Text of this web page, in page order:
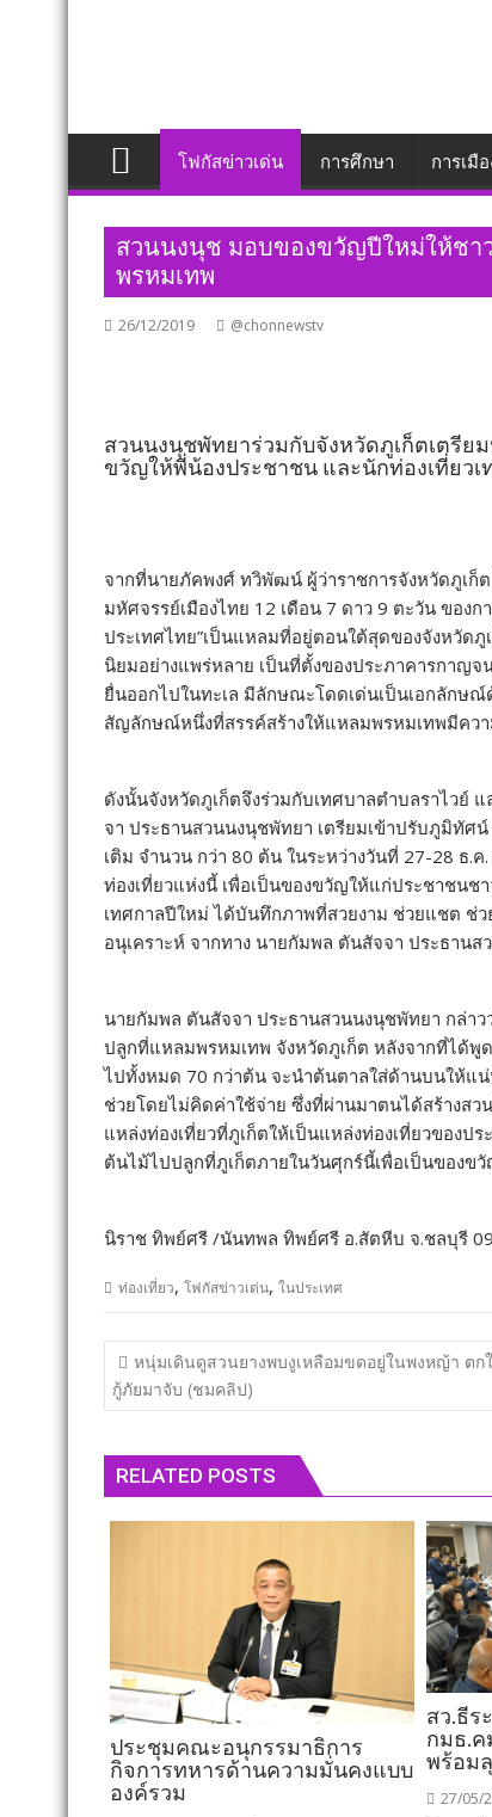
โฟกัสข่าวเด่น การศึกษา การเมือ
สวนนงนุช มอบของขวัญปีใหม่ให้ชา
พรหมเทพ
26/12/2019 @chonnewstv
สวนนงนุชพัทยาร่วมกับจังหวัดภูเก็ตเตรี
ขวัญให้พี่น้องประชาชน และนักท่องเที่ยวเ
จากที่นายภัคพงศ์ ทวิพัฒน์ ผู้ว่าราชการจังหวัดภูเก็
มหัศจรรย์เมืองไทย 12 เดือน 7 ดาว 9 ตะวัน ของ
ประเทศไทย”เป็นแหลมที่อยู่ตอนใต้สุดของจังหวั
นิยมอย่างแพร่หลาย เป็นที่ตั้งของประภาคารกาญ
ยื่นออกไปในทะเล มีลักษณะโดดเด่นเป็นเอกลัก
สัญลักษณ์หนึ่งที่สรรค์สร้างให้แหลมพรหมเทพมีคว
ดังนั้นจังหวัดภูเก็ตจึงร่วมกับเทศบาลตำบลราไวย์
จา ประธานสวนนงนุชพัทยา เตรียมเข้าปรับภูมิทั
เติม จำนวน กว่า 80 ต้น ในระหว่างวันที่ 27-28 ธ.
ท่องเที่ยวแห่งนี้ เพื่อเป็นของขวัญให้แก่ประชาชนช
เทศกาลปีใหม่ ได้บันทึกภาพที่สวยงาม ช่วยแชต ช่
อนุเคราะห์ จากทาง นายกัมพล ตันสัจจา ประธาน
นายกัมพล ตันสัจจา ประธานสวนนงนุชพัทยา กล่า
ปลูกที่แหลมพรหมเทพ จังหวัดภูเก็ต หลังจากที่ได้พู
ไปทั้งหมด 70 กว่าต้น จะนำต้นตาลใส่ด้านบนให้แ
ช่วยโดยไม่คิดค่าใช้จ่าย ซึ่งที่ผ่านมาตนได้สร้างส
แหล่งท่องเที่ยวที่ภูเก็ตให้เป็นแหล่งท่องเที่ยวของ
ต้นไม้ไปปลูกที่ภูเก็ตภายในวันศุกร์นี้เพื่อเป็นของข
นิราช ทิพย์ศรี /นันทพล ทิพย์ศรี อ.สัตหีบ จ.ชลบุรี
ท่องเที่ยว, โฟกัสข่าวเด่น, ในประเทศ
แนะแนว
เรื่อง
หนุ่มเดินดูสวนยางพบงูเหลือมขดอยู่ในพงหญ้า ตก
กู้ภัยมาจับ (ชมคลิป)
RELATED POSTS
ประชุมคณะอนุกรรมาธิการ
กิจการทหารด้านความมั่นคงแบบ
องค์รวม
สว.ธีร
กมธ.ค
พร้อม
27/05/